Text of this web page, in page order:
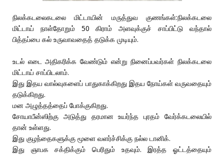
நிலக்கடலைகடலை மிட்டாயின் மருத்துவ குணங்கள்:நிலக்கடலை
மிட்டாய் நாள்தோறும் 50 கிராம் அளவுக்குச் சாப்பிட்டு வந்தால்
பித்தப்பை கல் உருவாவதைத் தடுக்க முடியும்.
உடல் எடை அதிகரிக்க வேண்டும் என்று நினைப்பவர்கள் நிலக்கடலை
மிட்டாய் சாப்பிடலாம்.
இது இதய வால்வுகளைப் பாதுகாக்கிறது இதய நோய்கள் வருவதையும்
தடுக்கிறது.
மன அழுத்தத்தைப் போக்குகிறது.
சோயாபீன்ஸிற்கு அடுத்து தரமான உயர்ந்த புரதம் வேர்க்கடலையில்
தான் உள்ளது.
இது குழந்தைகளுக்கு மூளை வளர்ச்சிக்கு நல்ல டானிக்.
இது ஞாபக சக்திக்கும் பெரிதும் உதவும். இரத்த ஓட்டத்தையும்